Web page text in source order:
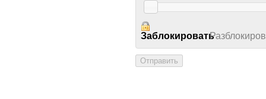
Заблокировать